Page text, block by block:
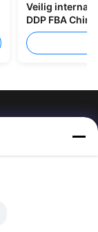
Veilig
DDP FBA
het de